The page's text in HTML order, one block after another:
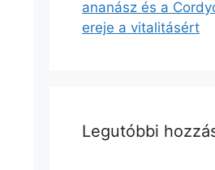
ananász és a
ereje a vitalitásért
Legutóbbi